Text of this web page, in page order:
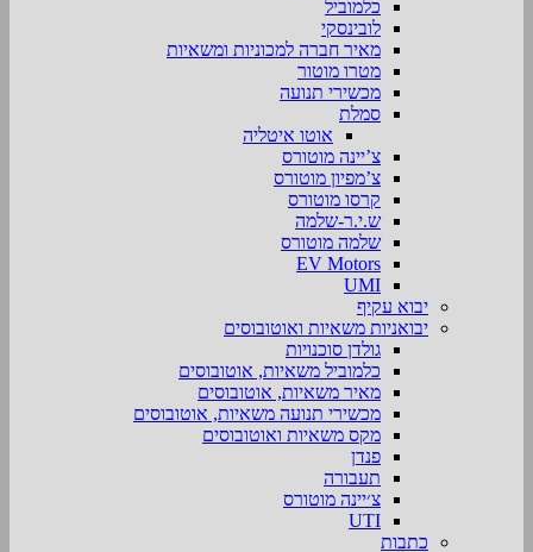
כלמוביל
לובינסקי
מאיר חברה למכוניות ומשאיות
מטרו מוטור
מכשירי תנועה
סמלת
אוטו איטליה
צ’יינה מוטורס
צ’מפיון מוטורס
קרסו מוטורס
ש.י.ר-שלמה
שלמה מוטורס
EV Motors
UMI
יבוא עקיף
יבואניות משאיות ואוטובוסים
גולדן סוכנויות
כלמוביל משאיות, אוטובוסים
מאיר משאיות, אוטובוסים
מכשירי תנועה משאיות, אוטובוסים
מקס משאיות ואוטובוסים
פנדן
תעבורה
צ׳יינה מוטורס
UTI
כתבות